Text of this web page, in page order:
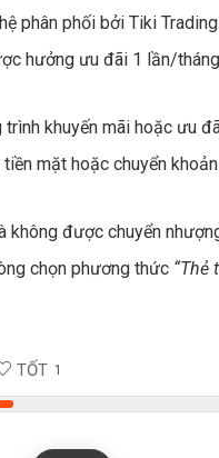
phân phối bởi Tiki Trading.
hưởng ưu đãi 1 lần/
khuyến mãi hoặc ưu
mặt hoặc chuyển
được chuyển
chọn phương thức “Thẻ
TỐT 1